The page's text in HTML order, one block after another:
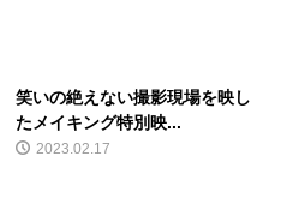
笑いの絶えない撮影現場を映し
たメイキング特別映...
2023.02.17